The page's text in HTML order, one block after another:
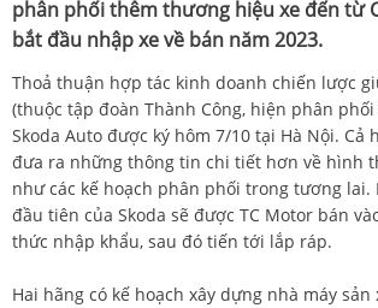
phân phối thêm thương hiệu xe đến từ
bắt đầu nhập xe về bán năm 2023.
Thoả thuận hợp tác kinh doanh chiến lược
(thuộc tập đoàn Thành Công, hiện phân phối
Skoda Auto được ký hôm 7/10 tại Hà Nội. Cả
đưa ra những thông tin chi tiết hơn về hình
như các kế hoạch phân phối trong tương lai.
đầu tiên của Skoda sẽ được TC Motor bán
thức nhập khẩu, sau đó tiến tới lắp ráp.
Hai hãng có kế hoạch xây dựng nhà máy sản